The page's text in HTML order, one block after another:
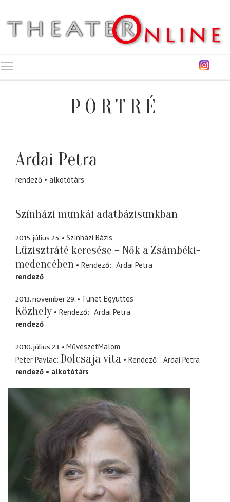
PORTRÉ
Ardai Petra
rendező alkotótárs
Színházi munkái adatbázisunkban
2015. július 25. Színházi Bázis
Lüzisztráté keresése – Nők a Zsámbéki-
medencében
Rendező
Ardai Petra
rendező
2013. november 29. Tünet Együttes
Közhely Rendező
Ardai Petra
rendező
2010. július 23.
MűvészetMalom
Peter Pavlac Dolcsaja vita Rendező
Ardai Petra
rendező
alkotótárs